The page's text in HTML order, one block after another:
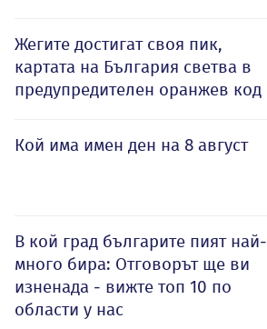
Жегите достигат своя пик,
картата на България светва в
предупредителен оранжев код
Кой има имен ден на 8 август
В кой град българите пият най-
много бира: Отговорът ще ви
изненада - вижте топ 10 по
области у нас